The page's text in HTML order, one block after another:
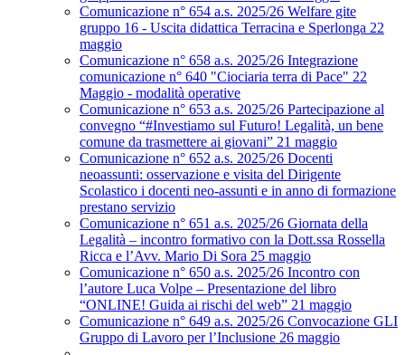
Comunicazione n° 654 a.s. 2025/26 Welfare gite
gruppo 16 - Uscita didattica Terracina e Sperlonga 22
maggio
Comunicazione n° 658 a.s. 2025/26 Integrazione
comunicazione n° 640 "Ciociaria terra di Pace" 22
Maggio - modalità operative
Comunicazione n° 653 a.s. 2025/26 Partecipazione al
convegno “#Investiamo sul Futuro! Legalità, un bene
comune da trasmettere ai giovani” 21 maggio
Comunicazione n° 652 a.s. 2025/26 Docenti
neoassunti: osservazione e visita del Dirigente
Scolastico i docenti neo-assunti e in anno di formazione
prestano servizio
Comunicazione n° 651 a.s. 2025/26 Giornata della
Legalità – incontro formativo con la Dott.ssa Rossella
Ricca e l’Avv. Mario Di Sora 25 maggio
Comunicazione n° 650 a.s. 2025/26 Incontro con
l’autore Luca Volpe – Presentazione del libro
“ONLINE! Guida ai rischi del web” 21 maggio
Comunicazione n° 649 a.s. 2025/26 Convocazione GLI
Gruppo di Lavoro per l’Inclusione 26 maggio